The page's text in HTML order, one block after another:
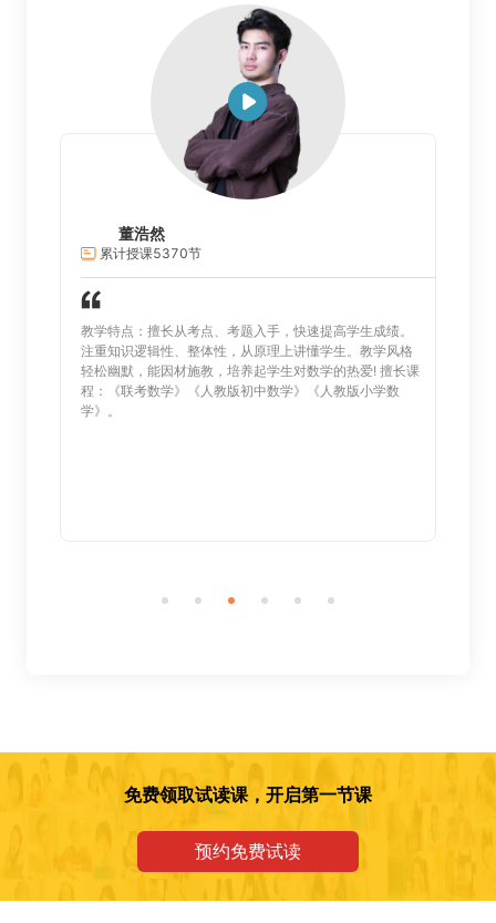
董浩然
累计授课5370节
教学特点：擅长从考点、考题入手，快速提高学生成绩。
注重知识逻辑性、整体性，从原理上讲懂学生。教学风格
轻松幽默，能因材施教，培养起学生对数学的热爱! 擅长课
程：《联考数学》《人教版初中数学》《人教版小学数
学》。
免费领取试读课，开启第一节课
预约免费试读